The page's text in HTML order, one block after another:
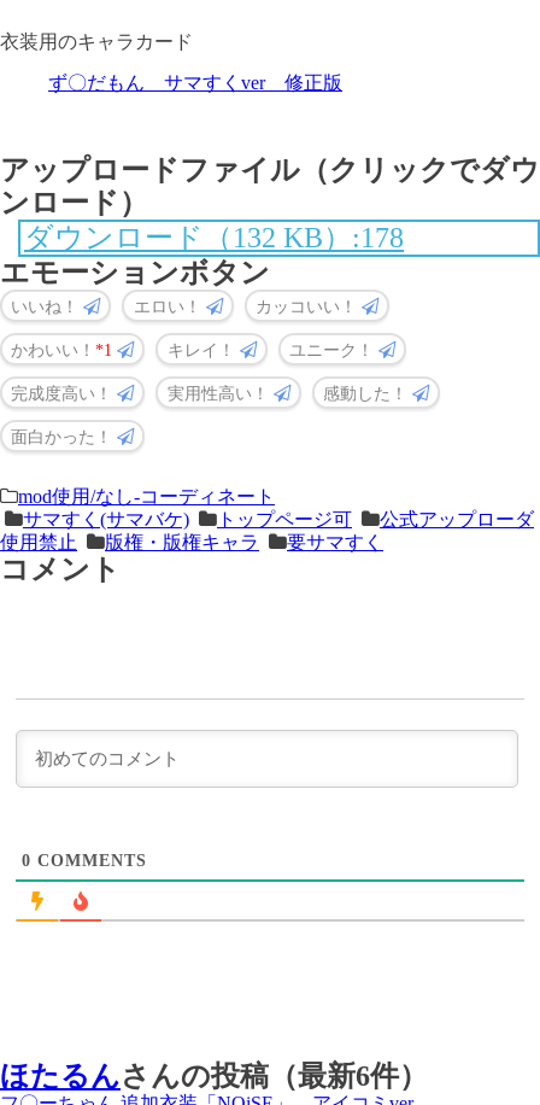
衣装用のキャラカード
ず〇だもん サマすくver 修正版
アップロードファイル（クリックでダウ
ンロード）
ダウンロード（132 KB）:178
エモーションボタン
いいね！ エロい！ カッコいい！
かわいい！ 1 キレイ！ ユニーク！
完成度高い！ 実用性高い！ 感動した！
面白かった！
＜
次
の
前
の
記
mod使用/なし-コーディネート
サマすく(サマバケ)
トップページ可
公式アップローダ
使用禁止
版権・版権キャラ 要サマすく
コメント
0 COMMENTS
ほたるんさんの投稿（最新6件）